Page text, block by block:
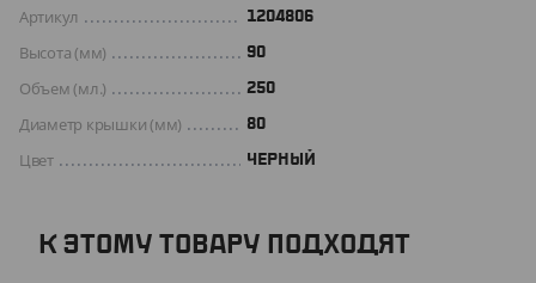
Артикул 1204806
Высота (мм) 90
Объем (мл.) 250
Диаметр крышки (мм) 80
Цвет ЧЕРНЫЙ
К ЭТОМУ ТОВАРУ ПОДХОДЯТ